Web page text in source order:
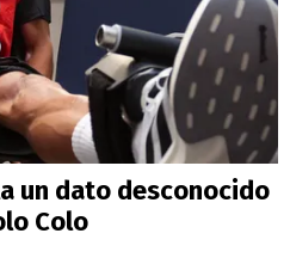
un dato desconocido
Colo